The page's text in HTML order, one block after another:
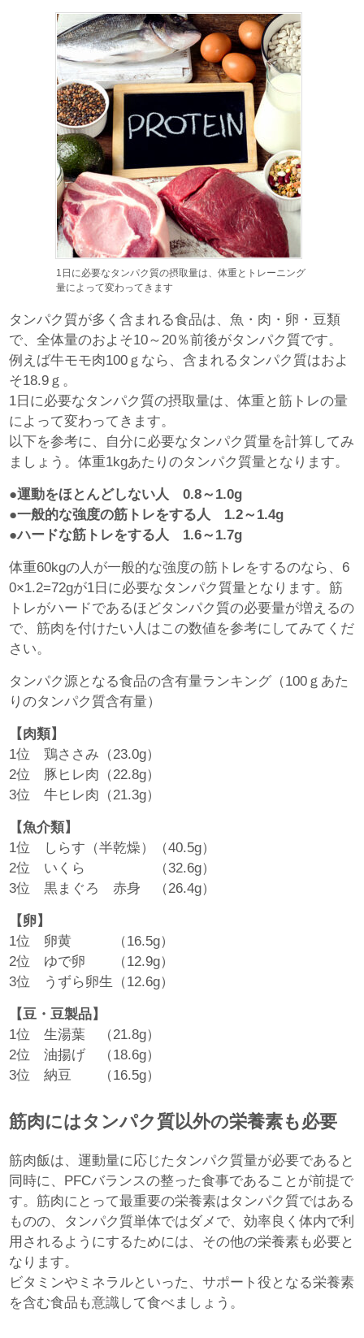
1日に必要なタンパク質の摂取量は、体重とトレーニング
量によって変わってきます
タンパク質が多く含まれる食品は、魚・肉・卵・豆類
で、全体量のおよそ10～20％前後がタンパク質です。
例えば牛モモ肉100ｇなら、含まれるタンパク質はおよ
そ18.9ｇ。
1日に必要なタンパク質の摂取量は、体重と筋トレの量
によって変わってきます。
以下を参考に、自分に必要なタンパク質量を計算してみ
ましょう。体重1kgあたりのタンパク質量となります。
●運動をほとんどしない人 0.8～1.0g
●一般的な強度の筋トレをする人 1.2～1.4g
●ハードな筋トレをする人 1.6～1.7g
体重60kgの人が一般的な強度の筋トレをするのなら、6
0×1.2=72gが1日に必要なタンパク質量となります。筋
トレがハードであるほどタンパク質の必要量が増えるの
で、筋肉を付けたい人はこの数値を参考にしてみてくだ
さい。
タンパク源となる食品の含有量ランキング（100ｇあた
りのタンパク質含有量）
【肉類】
1位 鶏ささみ（23.0g）
2位 豚ヒレ肉（22.8g）
3位 牛ヒレ肉（21.3g）
【魚介類】
1位 しらす（半乾燥）（40.5g）
2位 いくら （32.6g）
3位 黒まぐろ 赤身 （26.4g）
【卵】
1位 卵黄 （16.5g）
2位 ゆで卵 （12.9g）
3位 うずら卵生（12.6g）
【豆・豆製品】
1位 生湯葉 （21.8g）
2位 油揚げ （18.6g）
3位 納豆 （16.5g）
筋肉にはタンパク質以外の栄養素も必要
筋肉飯は、運動量に応じたタンパク質量が必要であると
同時に、PFCバランスの整った食事であることが前提で
す。筋肉にとって最重要の栄養素はタンパク質ではある
ものの、タンパク質単体ではダメで、効率良く体内で利
用されるようにするためには、その他の栄養素も必要と
なります。
ビタミンやミネラルといった、サポート役となる栄養素
を含む食品も意識して食べましょう。